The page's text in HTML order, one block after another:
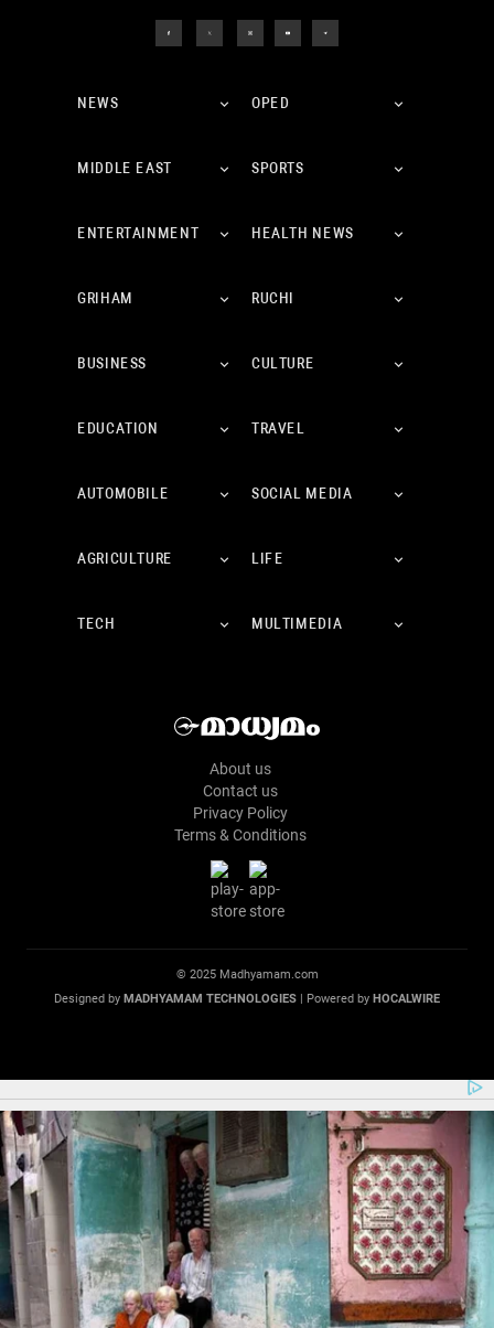
NEWS OPED
MIDDLE EAST SPORTS
ENTERTAINMENT HEALTH NEWS
GRIHAM RUCHI
BUSINESS CULTURE
EDUCATION TRAVEL
AUTOMOBILE SOCIAL MEDIA
AGRICULTURE LIFE
TECH MULTIMEDIA
About us
Contact us
Privacy Policy
Terms & Conditions
© 2025 Madhyamam.com
Designed by MADHYAMAM TECHNOLOGIES | Powered by HOCALWIRE